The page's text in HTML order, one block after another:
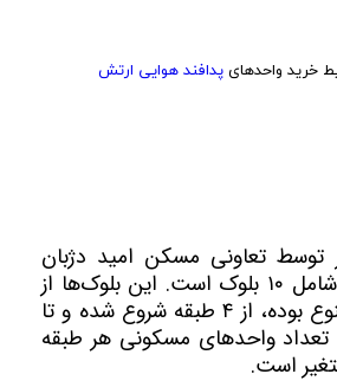
خرید واحدهای پدافند هوایی ارتش
توسط تعاونی مسکن امید دژبان
ارتش ساخته شده و شامل ۱۰ بلوک است. این بلوک‌ها از
نظر تعداد طبقات متنوع بوده، از ۴ طبقه شروع شده و تا
تعداد واحدهای مسکونی هر طبقه